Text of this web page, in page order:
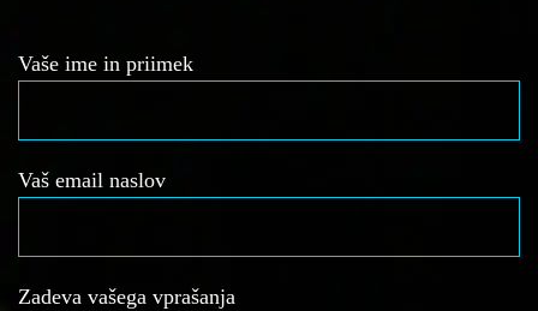
Vaše ime in priimek
Vaš email naslov
Zadeva vašega vprašanja